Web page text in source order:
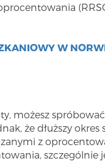
W
możesz
że dłuższy okres
z
szczególnie